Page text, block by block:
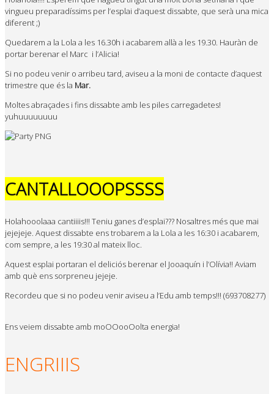
vingueu preparadíssims per l’esplai d’aquest dissabte, que serà una mica
diferent ;)
Quedarem a la Lola a les 16.30h i acabarem allà a les 19.30. Hauràn de
portar berenar el Marc i l’Alicia!
Si no podeu venir o arribeu tard, aviseu a la moni de contacte d’aquest
trimestre que és la Mar.
Moltes abraçades i fins dissabte amb les piles carregadetes!
yuhuuuuuuuu
CANTALLOOOPSSSS
Holahooolaaa cantiiiis!!! Teniu ganes d’esplai??? Nosaltres més que mai
jejejeje. Aquest dissabte ens trobarem a la Lola a les 16:30 i acabarem,
com sempre, a les 19:30 al mateix lloc.
Aquest esplai portaran el deliciós berenar el Jooaquín i l’Olívia!! Aviam
amb què ens sorpreneu jejeje.
Recordeu que si no podeu venir aviseu a l’Edu amb temps!!! (693708277)
Ens veiem dissabte amb moOOooOolta energia!
ENGRIIIS